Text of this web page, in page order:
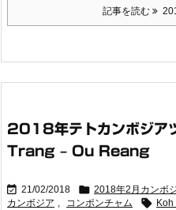
記事を読む
2018年テトカンボジ
Trang – Ou Reang
 21/02/2018  2018年2月カンボ
カンボジア , コンポンチャム  Koh